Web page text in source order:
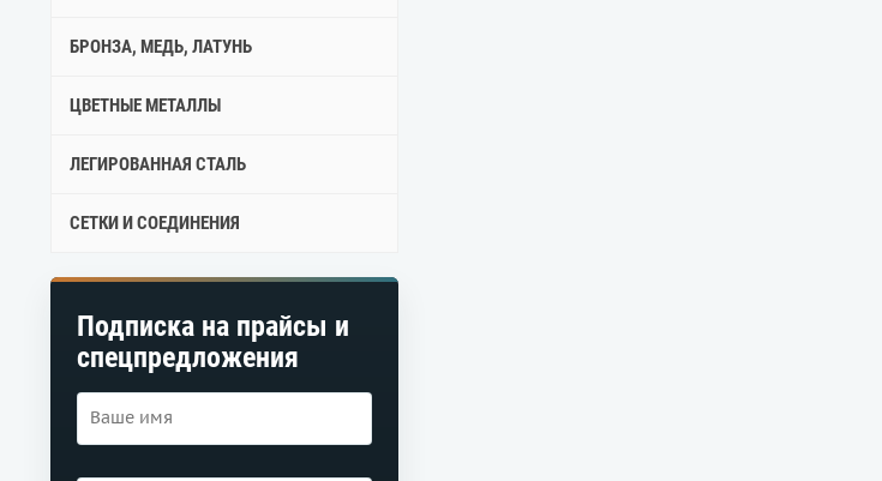
БРОНЗА, МЕДЬ, ЛАТУНЬ
ЦВЕТНЫЕ МЕТАЛЛЫ
ЛЕГИРОВАННАЯ СТАЛЬ
СЕТКИ И СОЕДИНЕНИЯ
Подписка на прайсы и
спецпредложения